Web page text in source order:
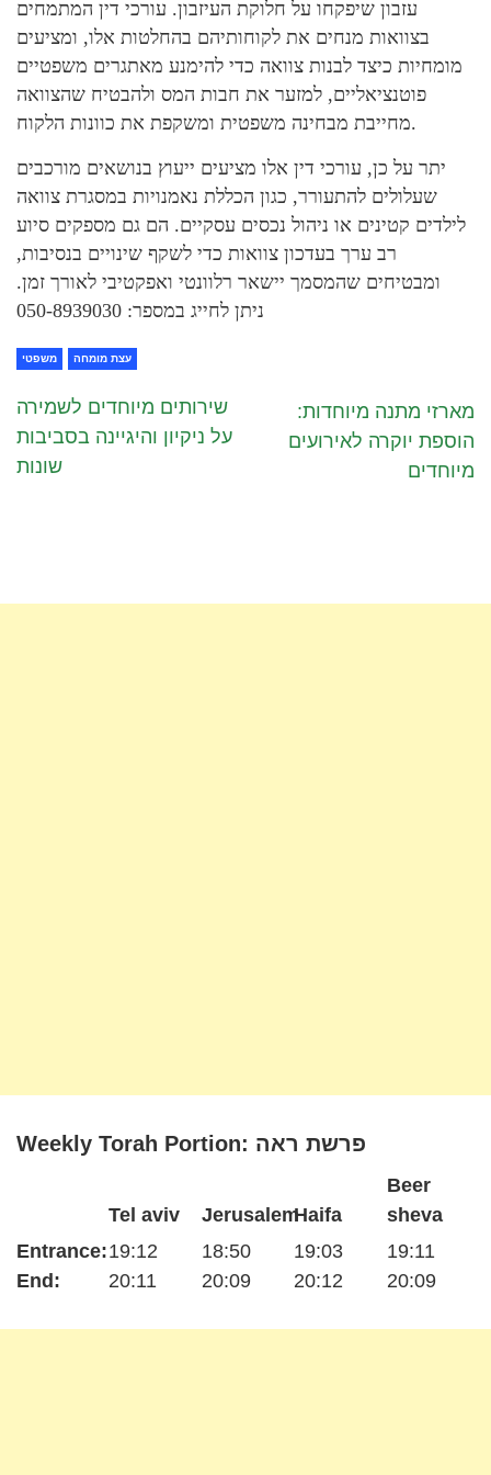
עזבון שיפקחו על חלוקת העיזבון. עורכי דין המתמחים
בצוואות מנחים את לקוחותיהם בהחלטות אלו, ומציעים
מומחיות כיצד לבנות צוואה כדי להימנע מאתגרים משפטיים
פוטנציאליים, למזער את חבות המס ולהבטיח שהצוואה
מחייבת מבחינה משפטית ומשקפת את כוונות הלקוח.
יתר על כן, עורכי דין אלו מציעים ייעוץ בנושאים מורכבים
שעלולים להתעורר, כגון הכללת נאמנויות במסגרת צוואה
לילדים קטינים או ניהול נכסים עסקיים. הם גם מספקים סיוע
רב ערך בעדכון צוואות כדי לשקף שינויים בנסיבות,
ומבטיחים שהמסמך יישאר רלוונטי ואפקטיבי לאורך זמן.
ניתן לחייג במספר: 050-8939030
משפטי עצת מומחה
שירותים מיוחדים לשמירה
על ניקיון והיגיינה בסביבות
שונות
מארזי מתנה מיוחדות:
הוספת יוקרה לאירועים
מיוחדים
Weekly Torah Portion: פרשת ראה
Entrance:
End:
Tel aviv
19:12
20:11
Jerusalem
18:50
20:09
Haifa
19:03
20:12
Beer
sheva
19:11
20:09